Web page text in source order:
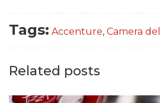
Tags: Accenture, Camera
Related posts